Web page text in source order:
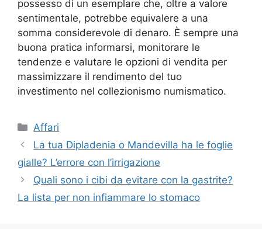
possesso di un esemplare che, oltre a valore
sentimentale, potrebbe equivalere a una
somma considerevole di denaro. È sempre una
buona pratica informarsi, monitorare le
tendenze e valutare le opzioni di vendita per
massimizzare il rendimento del tuo
investimento nel collezionismo numismatico.
Categorie
Affari
La tua Dipladenia o Mandevilla ha le foglie
gialle? L’errore con l’irrigazione
Quali sono i cibi da evitare con la gastrite?
La lista per non infiammare lo stomaco